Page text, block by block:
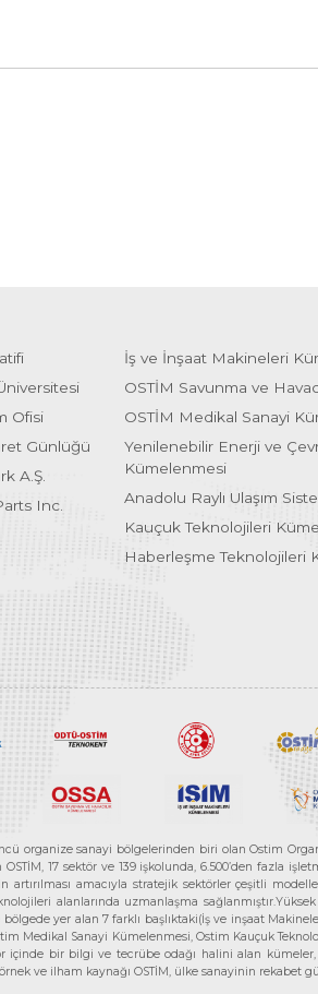
Ofisi
Günlüğü
A.Ş.
Inc.
İş ve İnşaat Makineleri
OSTİM Savunma ve
OSTİM Medikal Sanayi
Yenilenebilir Enerji ve
Kümelenmesi
Anadolu Raylı Ulaşım
Kauçuk Teknolojileri
Haberleşme Teknolojileri
organize sanayi bölgelerinden biri olan Ostim
17 sektör ve 139 işkolunda, 6.500’den fazla
amacıyla stratejik sektörler çeşitli
alanlarında uzmanlaşma
yer alan 7 farklı başlıktaki(İş ve inşaat
Medikal Sanayi Kümelenmesi, Ostim Kauçuk
bir bilgi ve tecrübe odağı halini alan
ve ilham kaynağı OSTİM, ülke sanayinin rekabet